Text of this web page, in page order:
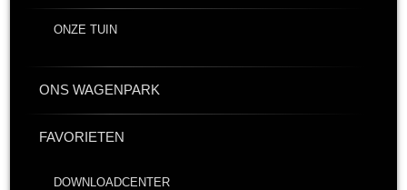
ONZE TUIN
ONS WAGENPARK
FAVORIETEN
DOWNLOADCENTER